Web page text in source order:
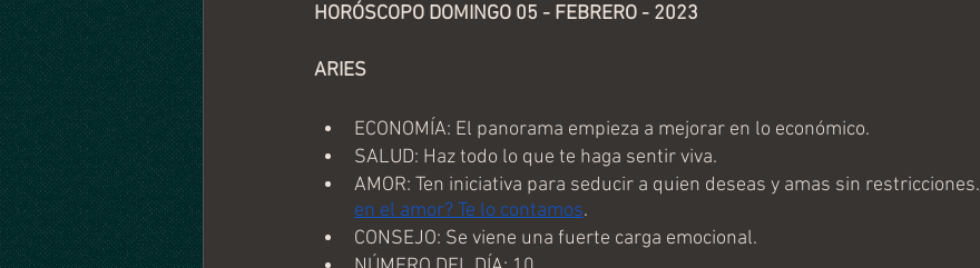
HORÓSCOPO DOMINGO 05 - FEBRERO - 2023
ARIES
ECONOMÍA: El panorama empieza a mejorar en lo económico.
SALUD: Haz todo lo que te haga sentir viva.
AMOR: Ten iniciativa para seducir a quien deseas y amas sin restricciones.
en el amor? Te lo contamos.
CONSEJO: Se viene una fuerte carga emocional.